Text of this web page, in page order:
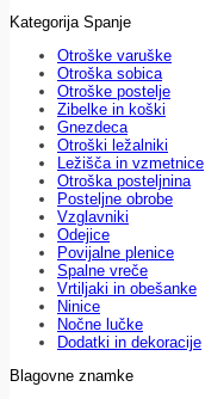
Kategorija Spanje
Otroške varuške
Otroška sobica
Otroške postelje
Zibelke in koški
Gnezdeca
Otroški ležalniki
Ležišča in vzmetnice
Otroška posteljnina
Posteljne obrobe
Vzglavniki
Odejice
Povijalne plenice
Spalne vreče
Vrtiljaki in obešanke
Ninice
Nočne lučke
Dodatki in dekoracije
Blagovne znamke